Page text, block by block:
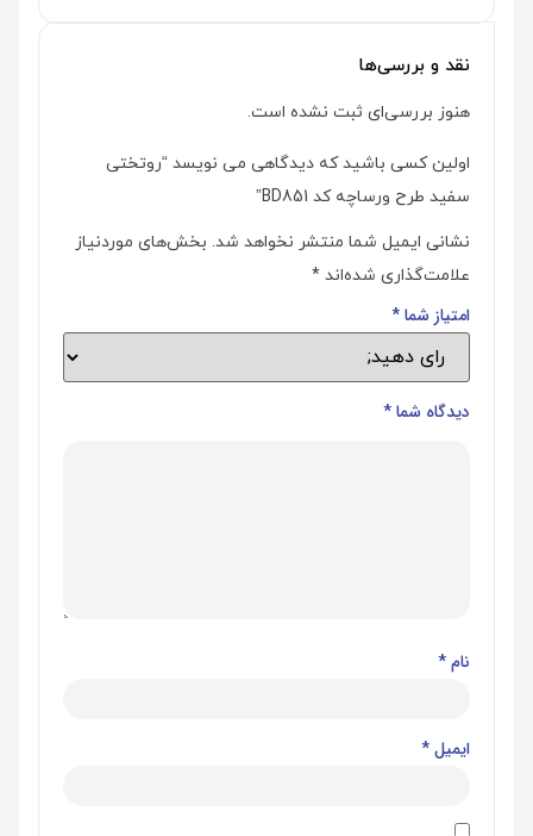
نقد و بررسی‌ها
هنوز بررسی‌ای ثبت نشده است.
اولین کسی باشید که دیدگاهی می نویسد “روتختی
سفید طرح ورساچه کد BD851”
نشانی ایمیل شما منتشر نخواهد شد. بخش‌های موردنیاز
علامت‌گذاری شده‌اند *
امتیاز شما*
دیدگاه شما*
نام*
ایمیل*